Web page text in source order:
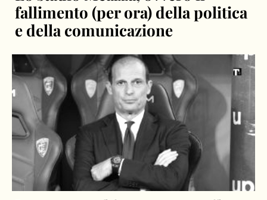
fallimento (per ora) della politica
e della comunicazione